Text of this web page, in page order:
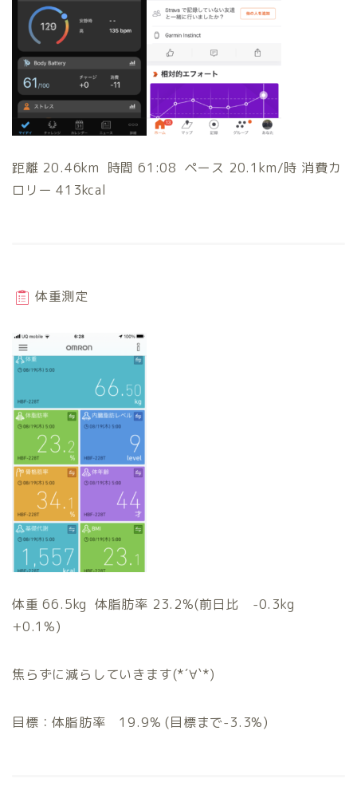
距離 20.46km 時間 61:08 ペース 20.1km/時 消費カ
ロリー 413kcal
体重測定
体重 66.5kg 体脂肪率 23.2%(前日比 -0.3kg
+0.1%)
焦らずに減らしていきます(*´∀`*)
目標：体脂肪率 19.9% (目標まで-3.3%)